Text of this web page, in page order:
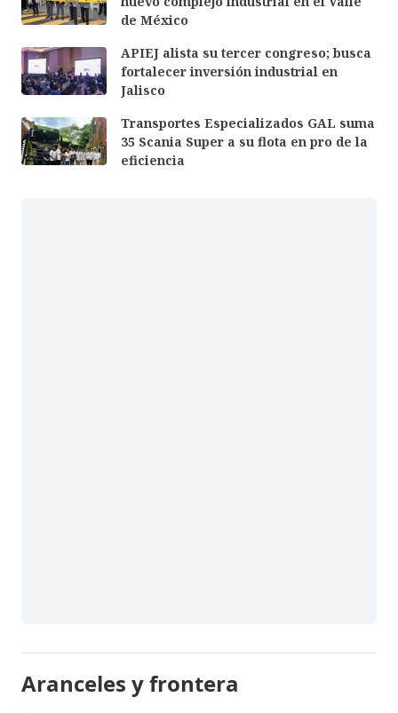
de México
APIEJ alista su tercer congreso; busca
fortalecer inversión industrial en
Jalisco
Transportes Especializados GAL suma
35 Scania Super a su flota en pro de la
eficiencia
Aranceles y frontera